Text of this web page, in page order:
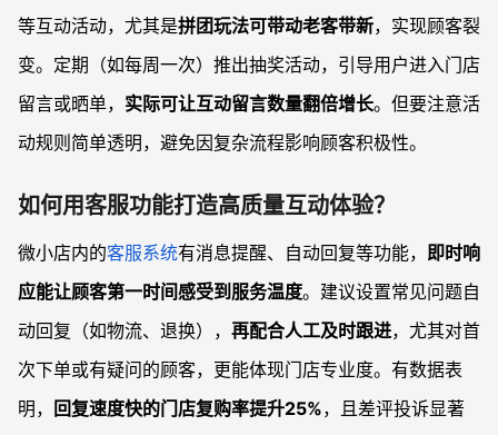
等互动活动，尤其是拼团玩法可带动老客带新，实现顾客裂
变。定期（如每周一次）推出抽奖活动，引导用户进入门店
留言或晒单， 实际可让互动留言数量翻倍增长。但要注意活
动规则简单透明，避免因复杂流程影响顾客积极性。
如何用客服功能打造高质量互动体验？
微小店内的客服系统有消息提醒、自动回复等功能， 即时响
应能让顾客第一时间感受到服务温度。建议设置常见问题自
动回复（如物流、退换）， 再配合人工及时跟进，尤其对首
次下单或有疑问的顾客，更能体现门店专业度。有数据表
明，
回复速度快的门店复购率提升25%，且差评投诉显著